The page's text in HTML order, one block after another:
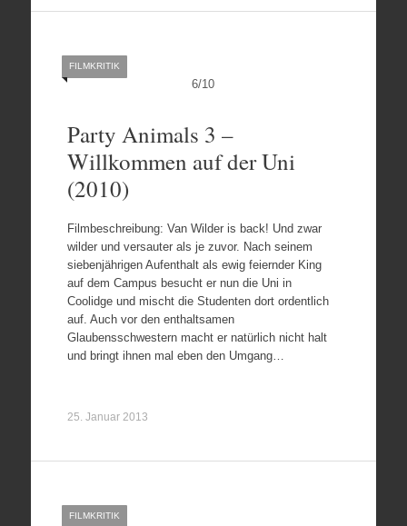
6/10
FILMKRITIK
Party Animals 3 –
Willkommen auf der Uni
(2010)
Filmbeschreibung: Van Wilder is back! Und zwar
wilder und versauter als je zuvor. Nach seinem
siebenjährigen Aufenthalt als ewig feiernder King
auf dem Campus besucht er nun die Uni in
Coolidge und mischt die Studenten dort ordentlich
auf. Auch vor den enthaltsamen
Glaubensschwestern macht er natürlich nicht halt
und bringt ihnen mal eben den Umgang…
25. Januar 2013
FILMKRITIK